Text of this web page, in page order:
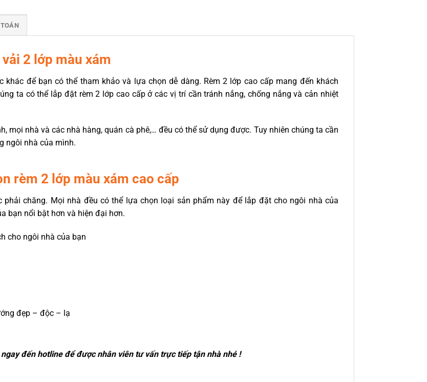
2 lớp màu xám
khác để bạn có thể tham khảo và lựa chọn dễ dàng. Rèm 2 lớp cao cấp mang đến khách
ta có thể lắp đặt rèm 2 lớp cao cấp ở các vị trí cần tránh nắng, chống nắng và cản nhiệt
mọi nhà và các nhà hàng, quán cà phê,… đều có thể sử dụng được. Tuy nhiên chúng ta cần
ngôi nhà của mình.
rèm 2 lớp màu xám cao cấp
chăng. Mọi nhà đều có thể lựa chọn loại sản phẩm này để lắp đặt cho ngôi nhà của
bạn nổi bật hơn và hiện đại hơn.
cho ngôi nhà của bạn
đẹp – độc – lạ
đến hotline để được nhân viên tư vấn trực tiếp tận nhà nhé !